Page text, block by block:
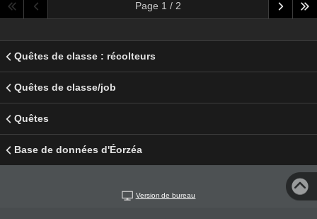
Page 1 / 2
Quêtes de classe : récolteurs
Quêtes de classe/job
Quêtes
Base de données d'Éorzéa
Version de bureau